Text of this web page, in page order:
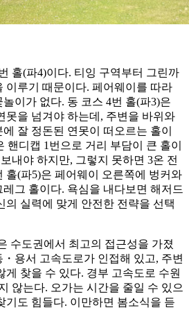
홀(파4)이다. 티잉 구역부터 그린까
이루기 때문이다. 페어웨이를 따라
이가 없다. 동 코스 4번 홀(파3)은
못을 넘겨야 하는데, 주변을 바위와
잘 정돈된 연못이 떠오르는 홀이
핸디캡 1번으로 거리 부담이 큰 홀이
내야 하지만, 그렇지 못하면 3온 전
홀(파5)은 페어웨이 오른쪽에 벙커와
그 홀이다. 욕심을 내다보면 해저드
의 실력에 맞게 안전한 전략을 선택
수도권에서 최고의 접근성을 가졌
용서 고속도로가 인접해 있고, 주변
게 찾을 수 있다. 경부 고속도로 수원
않는다. 오가는 시간을 줄일 수 있으
기도 힘들다. 이만하면 봄소식을 듣